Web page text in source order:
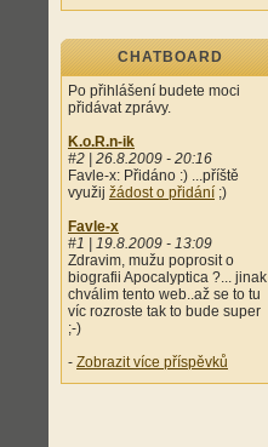
CHATBOARD
Po přihlášení budete moci
přidávat zprávy.
K.o.R.n-ik
#2 | 26.8.2009 - 20:16
Favle-x: Přidáno :) ...příště
využij žádost o přidání ;)
Favle-x
#1 | 19.8.2009 - 13:09
Zdravim, mužu poprosit o
biografii Apocalyptica ?... jinak
chválim tento web..až se to tu
víc rozroste tak to bude super
;-)
- Zobrazit více příspěvků